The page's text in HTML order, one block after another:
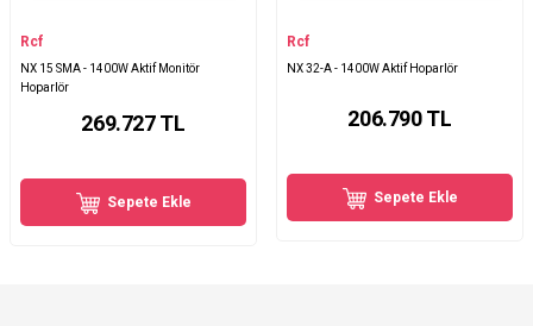
Rcf
NX 15 SMA - 1400W Aktif Monitör
Hoparlör
269.727TL
Sepete Ekle
Rcf
NX 32-A - 1400W Aktif Hoparlör
206.790TL
Sepete Ekle